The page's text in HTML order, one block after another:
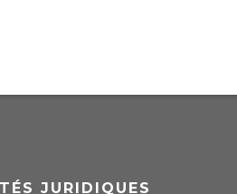
JURIDIQUES